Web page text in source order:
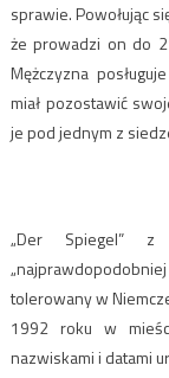
sprawie. Powołując
że prowadzi on do
Mężczyzna
miał pozostawić
je pod jednym z
„Der Spiegel”
tolerowany w
1992 roku w
nazwiskami i datami